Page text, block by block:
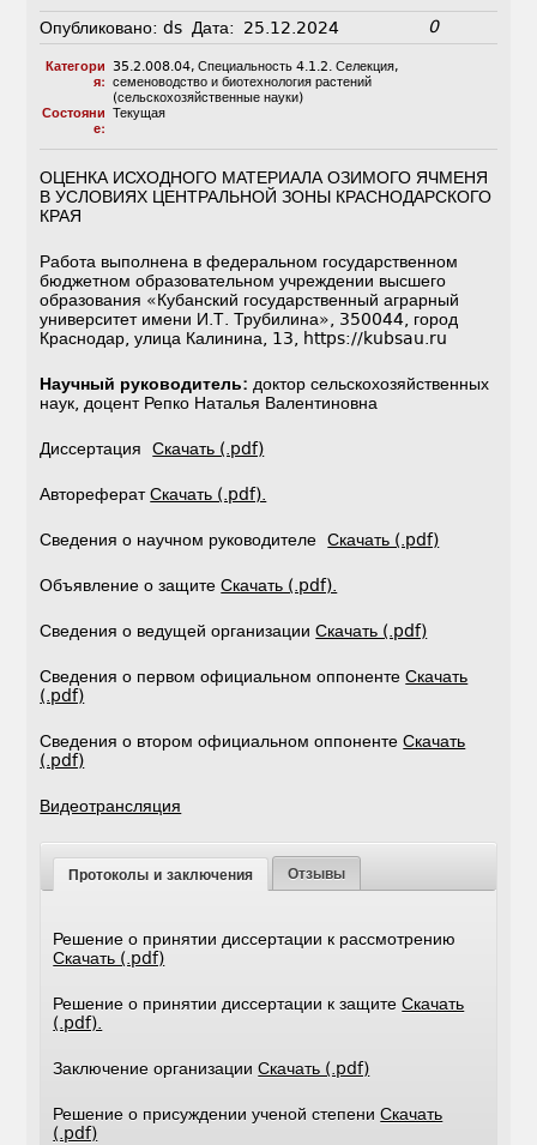
Опубликовано: ds Дата: 25.12.2024 0
Категори
я:
35.2.008.04, Специальность 4.1.2. Селекция,
семеноводство и биотехнология растений
(сельскохозяйственные науки)
Состояни
е:
Текущая
ОЦЕНКА ИСХОДНОГО МАТЕРИАЛА ОЗИМОГО ЯЧМЕНЯ
В УСЛОВИЯХ ЦЕНТРАЛЬНОЙ ЗОНЫ КРАСНОДАРСКОГО
КРАЯ
Работа выполнена в федеральном государственном
бюджетном образовательном учреждении высшего
образования «Кубанский государственный аграрный
университет имени И.Т. Трубилина», 350044, город
Краснодар, улица Калинина, 13, https://kubsau.ru
Научный руководитель: доктор сельскохозяйственных
наук, доцент Репко Наталья Валентиновна
ДиссертацияСкачать (.pdf)
АвторефератСкачать (.pdf).
Сведения о научном руководителеСкачать (.pdf)
Объявление о защитеСкачать (.pdf).
Сведения о ведущей организацииСкачать (.pdf)
Сведения о первом официальном оппонентеСкачать
(.pdf)
Сведения о втором официальном оппонентеСкачать
(.pdf)
Видеотрансляция
Протоколы и заключения Отзывы
Решение о принятии диссертации к рассмотрению
Скачать (.pdf)
Решение о принятии диссертации к защитеСкачать
(.pdf).
Заключение организацииСкачать (.pdf)
Решение о присуждении ученой степениСкачать
(.pdf)